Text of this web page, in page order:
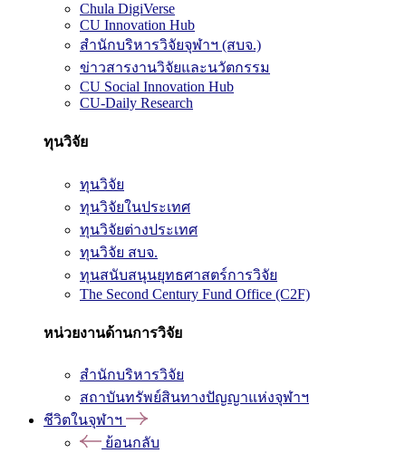
Chula DigiVerse
CU Innovation Hub
สำนักบริหารวิจัยจุฬาฯ (สบจ.)
ข่าวสารงานวิจัยและนวัตกรรม
CU Social Innovation Hub
CU-Daily Research
ทุนวิจัย
ทุนวิจัย
ทุนวิจัยในประเทศ
ทุนวิจัยต่างประเทศ
ทุนวิจัย สบจ.
ทุนสนับสนุนยุทธศาสตร์การวิจัย
The Second Century Fund Office (C2F)
หน่วยงานด้านการวิจัย
สำนักบริหารวิจัย
สถาบันทรัพย์สินทางปัญญาแห่งจุฬาฯ
ชีวิตในจุฬาฯ
ย้อนกลับ